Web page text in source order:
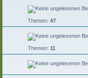
Themen: 47
Themen: 11